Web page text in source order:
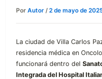
Por Autor /2 de mayo de
La ciudad de Villa Carlos
residencia médica en
funcionará dentro del
Integrada del Hospital